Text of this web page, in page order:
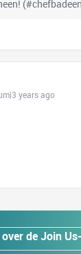
years ago
de Join